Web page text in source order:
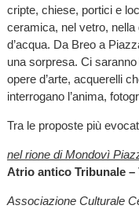
cripte, chiese, portici e
ceramica, nel vetro, nella
d’acqua. Da Breo a
una sorpresa. Ci
opere d’arte, acquerelli
interrogano l’anima,
Tra le proposte più
nel rione di Mondovì
Atrio antico Tribunale –
Associazione Culturale